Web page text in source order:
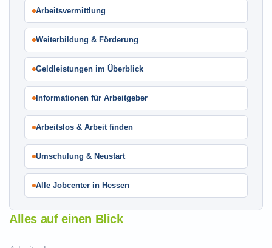
Arbeitsvermittlung
Weiterbildung & Förderung
Geldleistungen im Überblick
Informationen für Arbeitgeber
Arbeitslos & Arbeit finden
Umschulung & Neustart
Alle Jobcenter in Hessen
Alles auf einen Blick